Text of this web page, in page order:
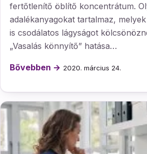
fertőtlenítő öblítő koncentrátum.
adalékanyagokat tartalmaz,
is csodálatos lágyságot
„Vasalás könnyítő” hatása…
Bővebben → 2020. március 24.